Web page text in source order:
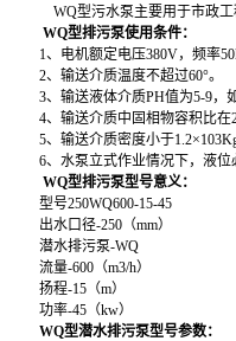
WQ型污水泵主要用于市政
WQ型排污泵使用条件：
1、电机额定电压380V，频率
2、输送介质温度不超过60°。
3、输送液体介质PH值为5-9，
4、输送介质中固相物容积比在
5、输送介质密度小于
6、水泵立式作业情况下，液位
WQ型排污泵型号意义：
型号250WQ600-15-45
出水口径-250 （mm）
潜水排污泵-WQ
流量-600 （m3/h）
扬程-15 （m）
功率-45 （kw）
WQ型潜水排污泵型号参数：